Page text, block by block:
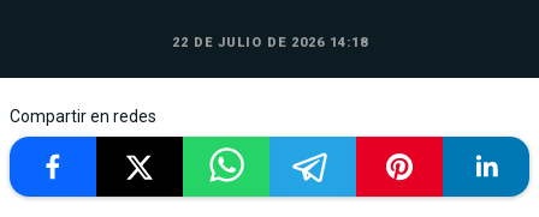
22 DE JULIO DE 2026 14:18
Compartir en redes